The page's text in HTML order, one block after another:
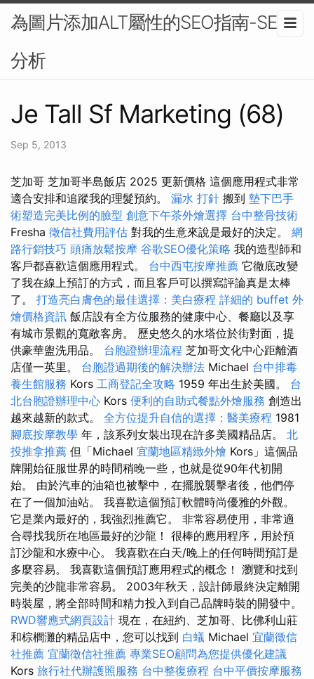
為圖片添加ALT屬性的SEO指南-SEO
分析
Je Tall Sf Marketing (68)
Sep 5, 2013
芝加哥 芝加哥半島飯店 2025 更新價格 這個應用程式非常
適合安排和追蹤我的理髮預約。 漏水 打針 搬到 墊下巴手
術塑造完美比例的臉型 創意下午茶外燴選擇 台中整骨技術
Fresha 徵信社費用評估 對我的生意來說是最好的決定。 網
路行銷技巧 頭痛放鬆按摩 谷歌SEO優化策略 我的造型師和
客戶都喜歡這個應用程式。 台中西屯按摩推薦 它徹底改變
了我在線上預訂的方式，而且客戶可以撰寫評論真是太棒
了。 打造亮白膚色的最佳選擇：美白療程 詳細的 buffet 外
燴價格資訊 飯店設有全方位服務的健康中心、餐廳以及享
有城市景觀的寬敞客房。 歷史悠久的水塔位於街對面，提
供豪華盥洗用品。 台胞證辦理流程 芝加哥文化中心距離酒
店僅一英里。 台胞證過期後的解決辦法 Michael 台中排毒
養生館服務 Kors 工商登記全攻略 1959 年出生於美國。 台
北台胞證辦理中心 Kors 便利的自助式餐點外燴服務 創造出
越來越新的款式。 全方位提升自信的選擇：醫美療程 1981
腳底按摩教學 年，該系列女裝出現在許多美國精品店。 北
投推拿推薦 但「Michael 宜蘭地區精緻外燴 Kors」這個品
牌開始征服世界的時間稍晚一些，也就是從90年代初開
始。 由於汽車的油箱也被擊中，在擺脫襲擊者後，他們停
在了一個加油站。 我喜歡這個預訂軟體時尚優雅的外觀。
它是業內最好的，我強烈推薦它。 非常容易使用，非常適
合尋找我所在地區最好的沙龍！ 很棒的應用程序，用於預
訂沙龍和水療中心。 我喜歡在白天/晚上的任何時間預訂是
多麼容易。 我喜歡這個預訂應用程式的概念！ 瀏覽和找到
完美的沙龍非常容易。 2003年秋天，設計師最終決定離開
時裝屋，將全部時間和精力投入到自己品牌時裝的開發中。
RWD響應式網頁設計 現在，在紐約、芝加哥、比佛利山莊
和棕櫚灘的精品店中，您可以找到 白蟻 Michael 宜蘭徵信
社推薦 宜蘭徵信社推薦 專業SEO顧問為您提供優化建議
Kors 旅行社代辦護照服務 台中整復療程 台中平價按摩服務